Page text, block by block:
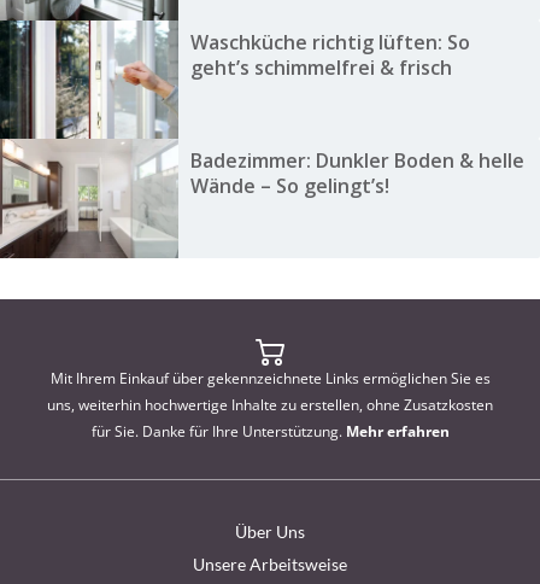
Waschküche richtig lüften: So
geht’s schimmelfrei & frisch
Badezimmer: Dunkler Boden & helle
Wände – So gelingt’s!
Mit Ihrem Einkauf über gekennzeichnete Links ermöglichen Sie es
uns, weiterhin hochwertige Inhalte zu erstellen, ohne Zusatzkosten
für Sie. Danke für Ihre Unterstützung. Mehr erfahren
Über Uns
Unsere Arbeitsweise